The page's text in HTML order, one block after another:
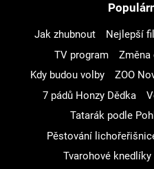
Jak zhubnout Nejlepší
TV program
Změna
Kdy budou volby
ZOO
7 pádů Honzy Dědka
Tatarák podle
Pěstování
Tvarohové knedlíky